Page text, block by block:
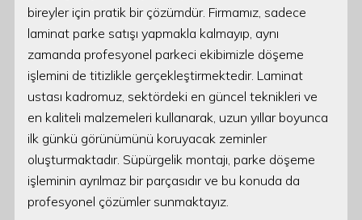
bireyler için pratik bir çözümdür. Firmamız, sadece
laminat parke satışı yapmakla kalmayıp, aynı
zamanda profesyonel parkeci ekibimizle döşeme
işlemini de titizlikle gerçekleştirmektedir. Laminat
ustası kadromuz, sektördeki en güncel teknikleri ve
en kaliteli malzemeleri kullanarak, uzun yıllar boyunca
ilk günkü görünümünü koruyacak zeminler
oluşturmaktadır. Süpürgelik montajı, parke döşeme
işleminin ayrılmaz bir parçasıdır ve bu konuda da
profesyonel çözümler sunmaktayız.